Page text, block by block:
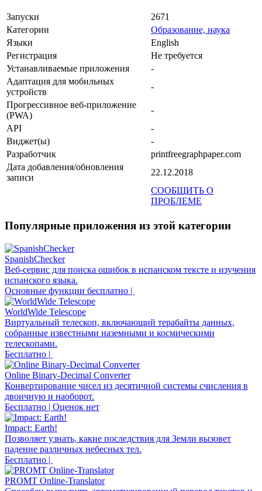
Запуски
2671
Категории
Образование, наука
Языки
English
Регистрация
Не требуется
Устанавливаемые приложения
-
Адаптация для мобильных
устройств
-
Прогрессивное веб-приложение
(PWA)
-
API
-
Виджет(ы)
-
Разработчик
printfreegraphpaper.com
Дата добавления/обновления
записи
22.12.2018
СООБЩИТЬ О
ПРОБЛЕМЕ
Популярные приложения из этой категории
SpanishChecker
Веб-сервис для поиска ошибок в испанском тексте и изучения
испанского языка.
Основные функции бесплатно |
WorldWide Telescope
Виртуальный телескоп, включающий терабайты данных,
собранные известными наземными и космическими
телескопами.
Бесплатно |
Online Binary-Decimal Converter
Конвертирование чисел из десятичной системы счисления в
двоичную и наоборот.
Бесплатно | Оценок нет
Impact: Earth!
Позволяет узнать, какие последствия для Земли вызовет
падение различных небесных тел.
Бесплатно |
PROMT Online-Translator